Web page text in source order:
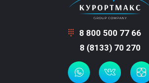
8 800 500 77 66
8 (8133) 70 270